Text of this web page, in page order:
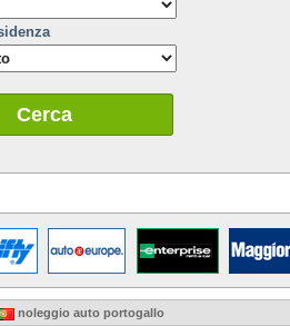
Cerca
noleggio auto portogallo